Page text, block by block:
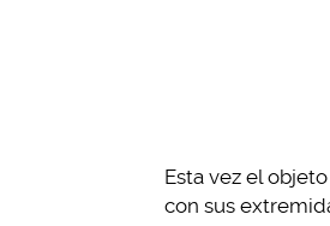
Esta vez el
con sus